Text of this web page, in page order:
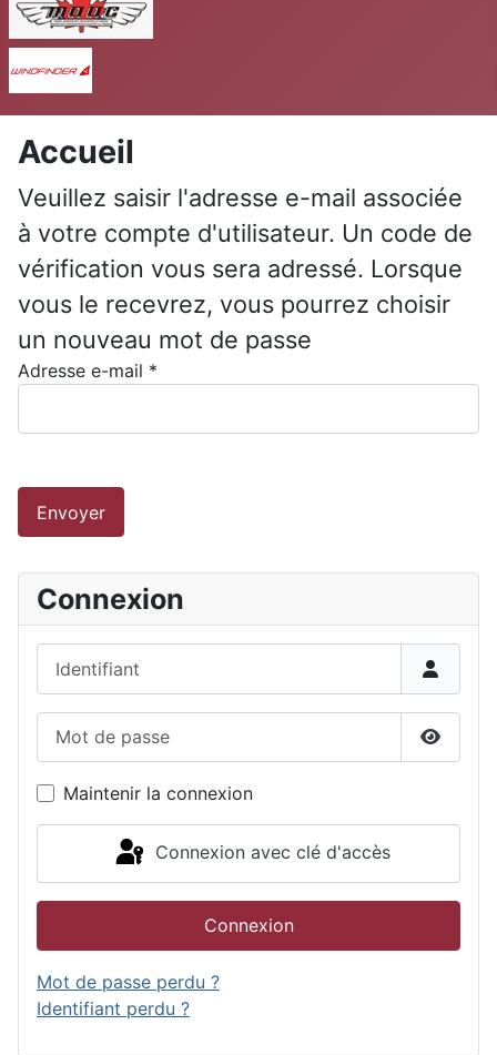
Accueil
Veuillez saisir l'adresse e-mail associée
à votre compte d'utilisateur. Un code de
vérification vous sera adressé. Lorsque
vous le recevrez, vous pourrez choisir
un nouveau mot de passe
Adresse e-mail *
Envoyer
Connexion
Maintenir la connexion
Connexion avec clé d'accès
Connexion
Mot de passe perdu ?
Identifiant perdu ?